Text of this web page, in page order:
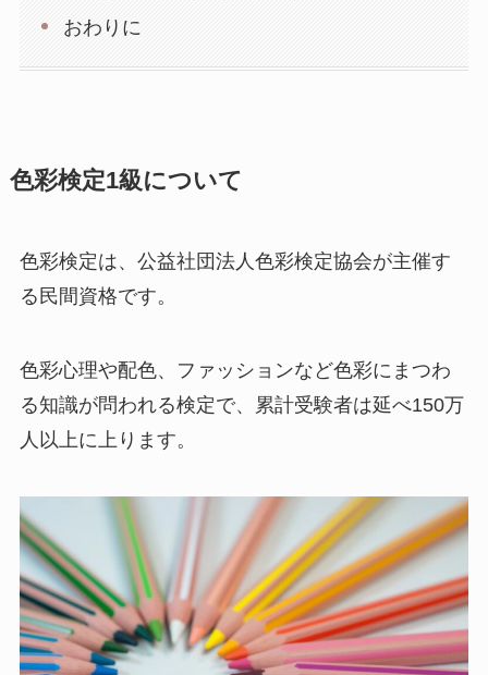
おわりに
色彩検定1級について
色彩検定は、公益社団法人色彩検定協会が主催す
る民間資格です。
色彩心理や配色、ファッションなど色彩にまつわ
る知識が問われる検定で、累計受験者は延べ150万
人以上に上ります。